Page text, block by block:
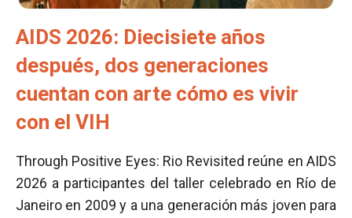
AIDS 2026: Diecisiete años
después, dos generaciones
cuentan con arte cómo es vivir
con el VIH
Through Positive Eyes: Rio Revisited reúne en AIDS
2026 a participantes del taller celebrado en Río de
Janeiro en 2009 y a una generación más joven para